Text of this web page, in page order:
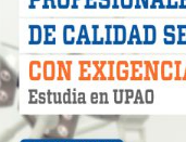
con Checa tu
EN EL